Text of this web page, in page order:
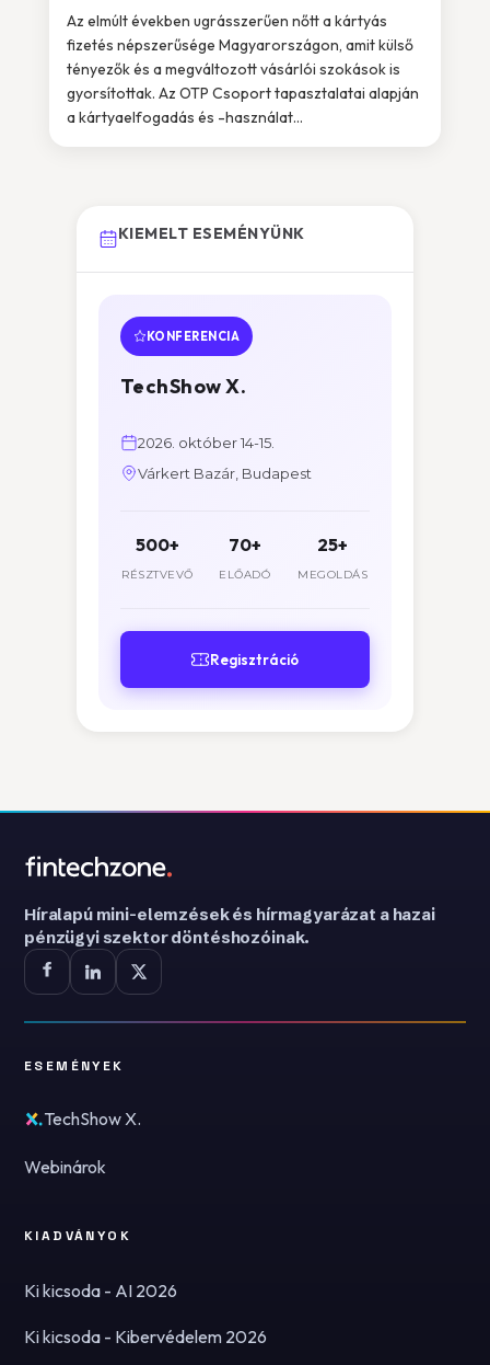
Az elmúlt években ugrásszerűen nőtt a kártyás
fizetés népszerűsége Magyarországon, amit külső
tényezők és a megváltozott vásárlói szokások is
gyorsítottak. Az OTP Csoport tapasztalatai alapján
a kártyaelfogadás és -használat...
KIEMELT ESEMÉNYÜNK
KONFERENCIA
TechShow X.
2026. október 14-15.
Várkert Bazár, Budapest
500+
RÉSZTVEVŐ
70+
ELŐADÓ
25+
MEGOLDÁS
Regisztráció
Híralapú mini-elemzések és hírmagyarázat a hazai
pénzügyi szektor döntéshozóinak.
ESEMÉNYEK
TechShow X.
Webinárok
KIADVÁNYOK
Ki kicsoda - AI 2026
Ki kicsoda - Kibervédelem 2026